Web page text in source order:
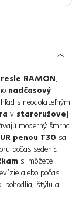
RAMON,
nadčasový
s neodolateľným
v staroružovej
moderný šmrnc
penou T30 sa
počas sedenia.
si môžete
alebo počas
pohodlia, štýlu a